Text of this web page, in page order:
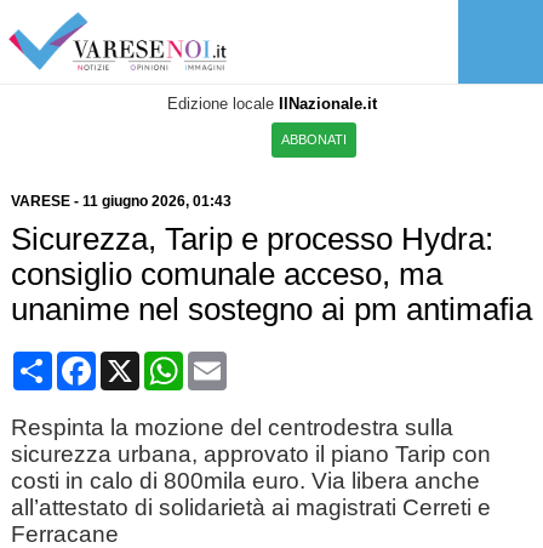
Edizione locale IlNazionale.it
ABBONATI
VARESE- 11 giugno 2026, 01:43
Sicurezza, Tarip e processo Hydra:
consiglio comunale acceso, ma
unanime nel sostegno ai pm antimafia
CondividiFacebook
X WhatsApp
Email
Respinta la mozione del centrodestra sulla
sicurezza urbana, approvato il piano Tarip con
costi in calo di 800mila euro. Via libera anche
all’attestato di solidarietà ai magistrati Cerreti e
Ferracane